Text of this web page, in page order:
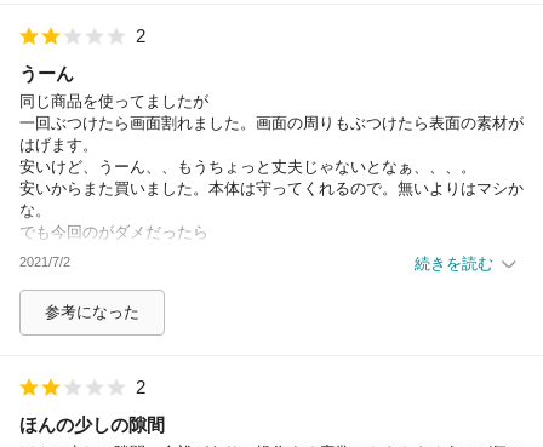
2
うーん
同じ商品を使ってましたが
一回ぶつけたら画面割れました。画面の周りもぶつけたら表面の素材が
はげます。
安いけど、うーん、、もうちょっと丈夫じゃないとなぁ、、、。
安いからまた買いました。本体は守ってくれるので。無いよりはマシか
な。
でも今回のがダメだったら
もうちょっと高いの買うかも。
2021/7/2 続きを読む
参考になった
2
ほんの少しの隙間